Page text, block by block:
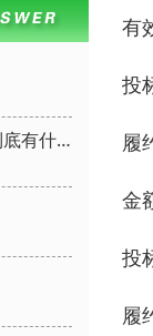
银行保函，商业保函，保证保险这三者到底有什么区别？
有
投
履
金
投
履